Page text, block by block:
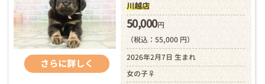
さらに詳しく
川越店
50,000円
（税込：55,000 円）
2026年2月7日 生まれ
女の子♀